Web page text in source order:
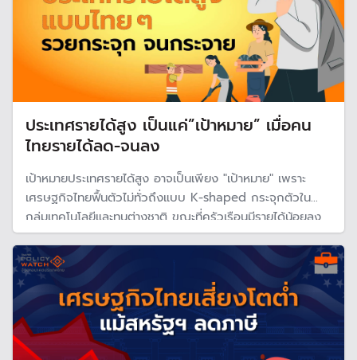
ประเทศรายได้สูง เป็นแค่”เป้าหมาย” เมื่อคน
ไทยรายได้ลด-จนลง
เป้าหมายประเทศรายได้สูง อาจเป็นเพียง "เป้าหมาย" เพราะ
เศรษฐกิจไทยฟื้นตัวไม่ทั่วถึงแบบ K-shaped กระจุกตัวใน
กลุ่มเทคโนโลยีและทุนต่างชาติ ขณะที่ครัวเรือนมีรายได้น้อยลง
ต้องพึ่งพาเงินภาครัฐมากขึ้น และธุรกิจ SMEs เผชิญต้นทุนสูง
และกำลังซื้อหดตัว เสี่ยงทำให้ความเหลื่อมล้ำไทยรุนแรงขึ้น
อุปสรรคการพัฒนาประเทศ